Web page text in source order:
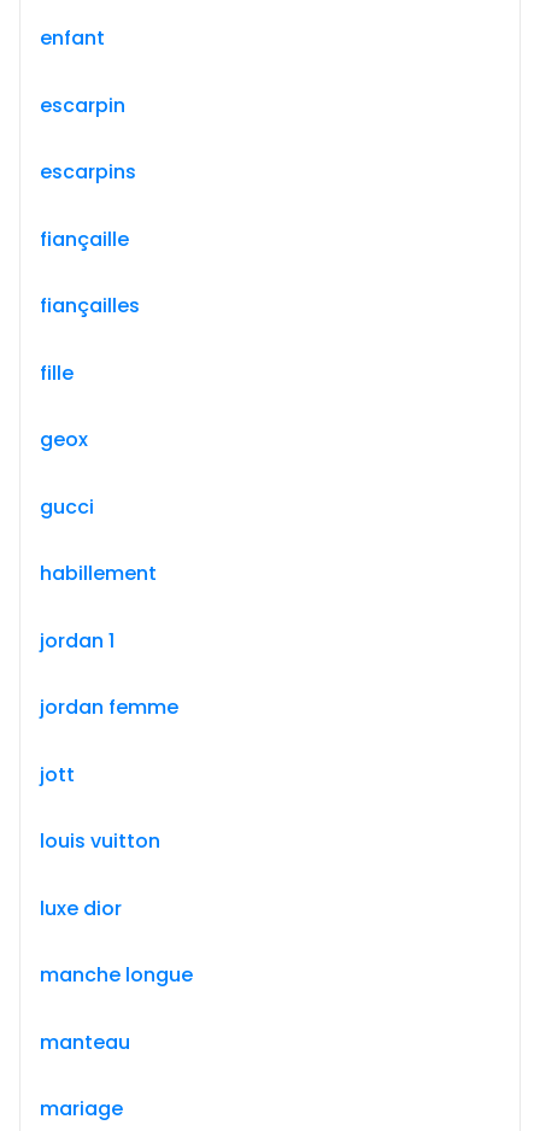
enfant
escarpin
escarpins
fiançaille
fiançailles
fille
geox
gucci
habillement
jordan 1
jordan femme
jott
louis vuitton
luxe dior
manche longue
manteau
mariage